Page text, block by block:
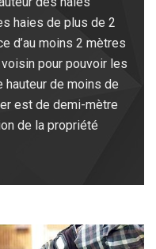
haies de plus de 2
d’au moins 2 mètres
pour pouvoir les
hauteur de moins de
est de demi-mètre
de la propriété